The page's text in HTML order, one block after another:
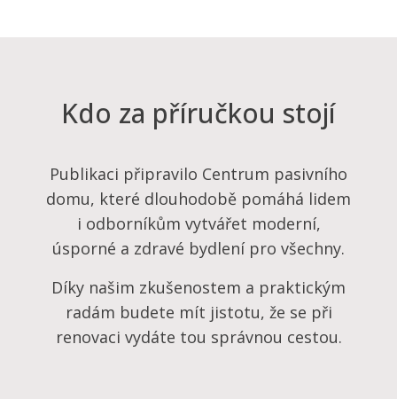
Kdo za příručkou stojí
Publikaci připravilo Centrum pasivního
domu, které dlouhodobě pomáhá lidem
i odborníkům vytvářet moderní,
úsporné a zdravé bydlení pro všechny.
Díky našim zkušenostem a praktickým
radám budete mít jistotu, že se při
renovaci vydáte tou správnou cestou.